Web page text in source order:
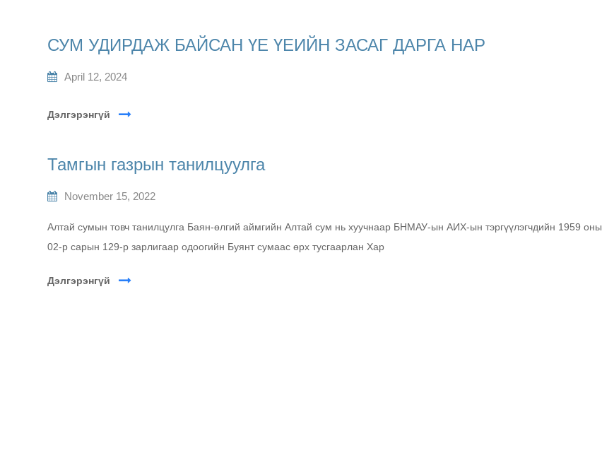
СУМ УДИРДАЖ БАЙСАН ҮЕ ҮЕИЙН ЗАСАГ ДАРГА НАР
April 12, 2024
Дэлгэрэнгүй
Тамгын газрын танилцуулга
November 15, 2022
Алтай сумын товч танилцулга Баян-өлгий аймгийн Алтай сум нь хуучнаар БНМАУ-ын АИХ-ын тэргүүлэгчдийн 1959 оны
02-р сарын 129-р зарлигаар одоогийн Буянт сумаас өрх тусгаарлан Хар
Дэлгэрэнгүй